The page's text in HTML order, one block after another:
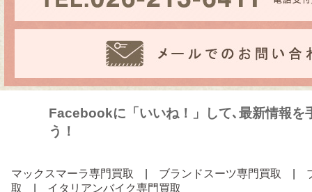
Facebookに「いいね！」して､最新情報を
う！
マックスマーラ専門買取 ブランドスーツ専門買取
取
イタリアンバイク専門買取